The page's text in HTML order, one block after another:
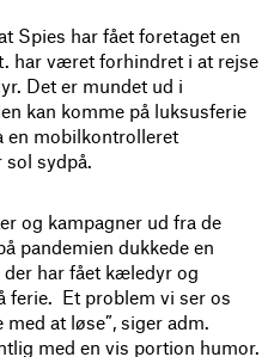
Spies har fået foretaget en
har været forhindret i at rejse
Det er mundet ud i
kan komme på luksusferie
en mobilkontrolleret
sol sydpå.
og kampagner ud fra de
pandemien dukkede en
har fået kæledyr og
ferie. Et problem vi ser os
at løse”, siger adm.
med en vis portion humor.